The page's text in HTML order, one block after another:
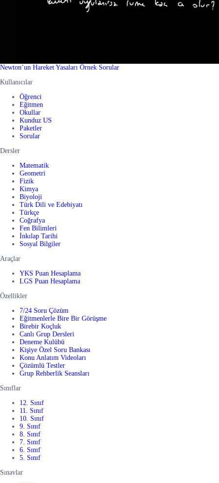
Newton’un Hareket Yasaları Örnek Sorular
Kullanıcılar
Öğrenci
Eğitmen
Okullar
Kunduz US
Paketler
Sorular
Dersler
Matematik
Geometri
Fizik
Kimya
Biyoloji
Türk Dili ve Edebiyatı
Türkçe
Coğrafya
Fen Bilimleri
İnkılap Tarihi
Sosyal Bilgiler
Araçlar
YKS Puan Hesaplama
LGS Puan Hesaplama
Özellikler
7/24 Soru Çözüm
Eğitmenlerle Bire Bir Görüşme
Birebir Koçluk
Canlı Grup Dersleri
Deneme Kulübü
Kişiye Özel Soru Bankası
Konu Anlatım Videoları
Çözümlü Testler
Grup Rehberlik Seansları
Sınıflar
12. Sınıf
11. Sınıf
10. Sınıf
9. Sınıf
8. Sınıf
7. Sınıf
6. Sınıf
5. Sınıf
Sınavlar